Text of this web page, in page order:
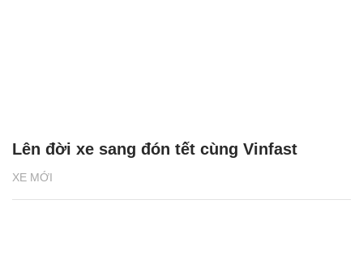
XE MỚI
Lên đời xe sang đón tết cùng Vinfast